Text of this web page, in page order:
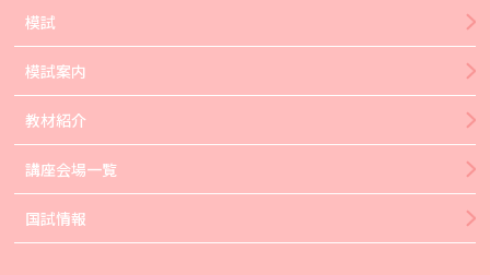
模試
模試案内
教材紹介
講座会場一覧
国試情報